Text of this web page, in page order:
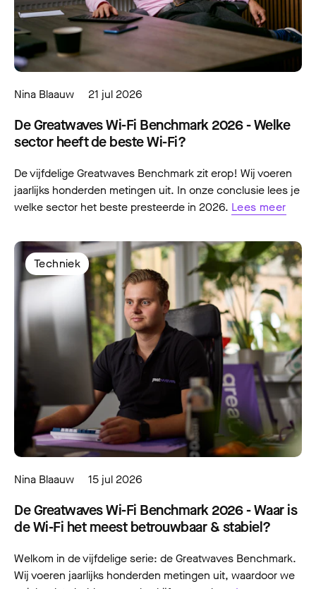
Nina Blaauw 21 jul 2026
De Greatwaves Wi-Fi Benchmark 2026 - Welke
sector heeft de beste Wi-Fi?
De vijfdelige Greatwaves Benchmark zit erop! Wij voeren
jaarlijks honderden metingen uit. In onze conclusie lees je
welke sector het beste presteerde in 2026. Lees meer
Techniek
Nina Blaauw 15 jul 2026
De Greatwaves Wi-Fi Benchmark 2026 - Waar is
de Wi-Fi het meest betrouwbaar & stabiel?
Welkom in de vijfdelige serie: de Greatwaves Benchmark.
Wij voeren jaarlijks honderden metingen uit, waardoor we